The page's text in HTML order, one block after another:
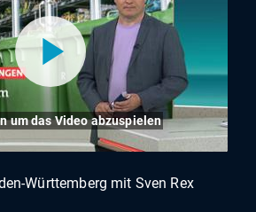
um das Video abzuspielen
Württemberg mit Sven Rex